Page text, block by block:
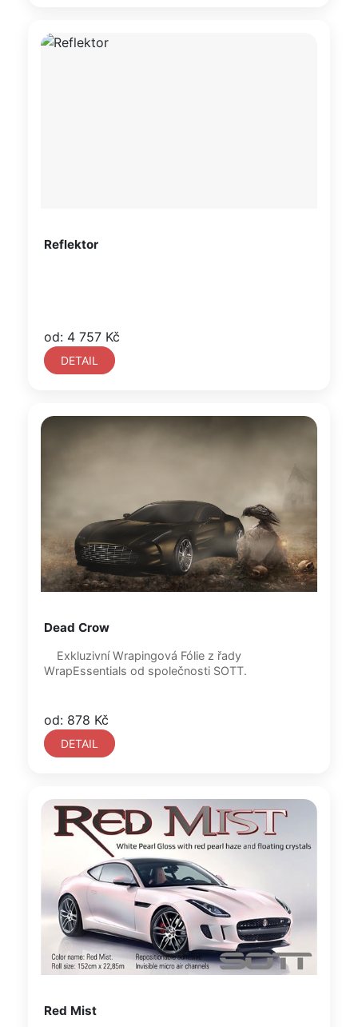
Reflektor
od: 4 757 Kč
DETAIL
Dead Crow
WrapEssentials od společnosti SOTT.
od: 878 Kč
DETAIL
Red Mist